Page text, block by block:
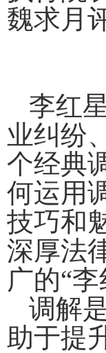
魏求月
李红
业纠纷
个经典
何运用
技巧和
深厚法
广的“
调解
助于提